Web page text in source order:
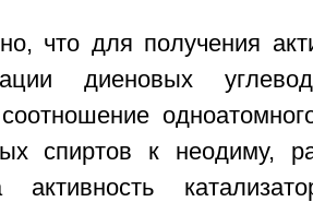
что для получения
диеновых
спиртов к неодиму,
активность